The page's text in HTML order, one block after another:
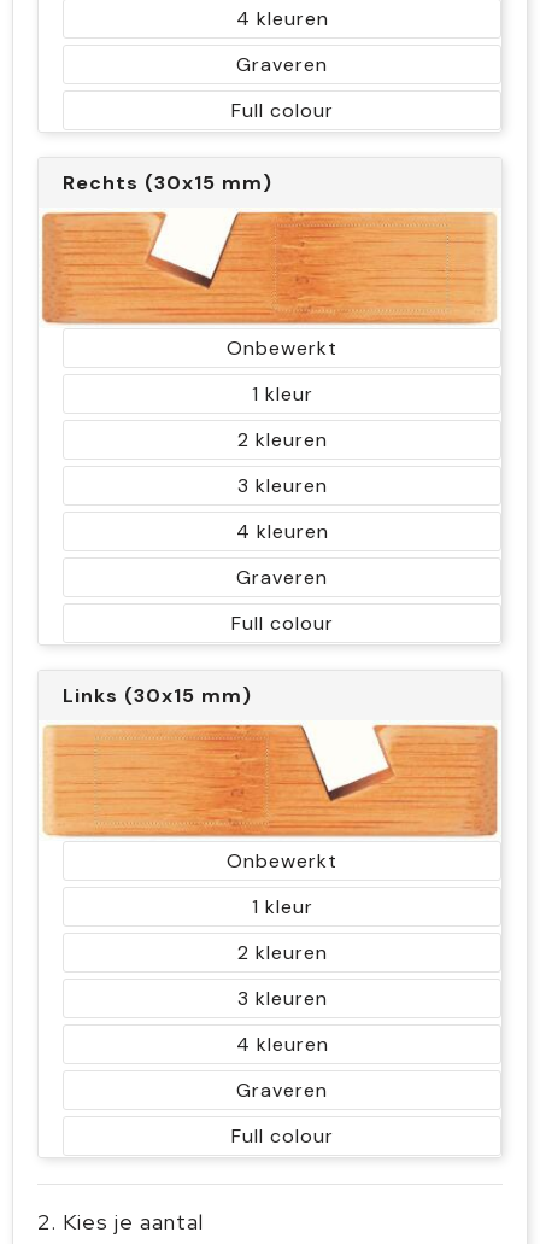
4
Graveren
Full colour
Rechts (30x15 mm)
Onbewerkt
1
2
3
4
Graveren
Full colour
Links (30x15 mm)
Onbewerkt
1
2
3
4
Graveren
Full colour
2. Kies je aantal